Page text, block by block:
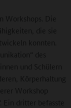
Workshops. Die
die sie
konnten.
des
und Schülern
Körperhaltung
Workshop
Ein dritter befasste